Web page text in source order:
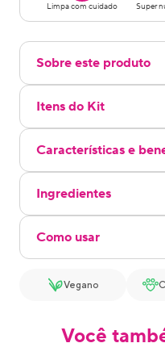
Limpa com cuidado Super
Sobre este produto
Itens do Kit
Características e
Ingredientes
Como usar
Vegano
Você